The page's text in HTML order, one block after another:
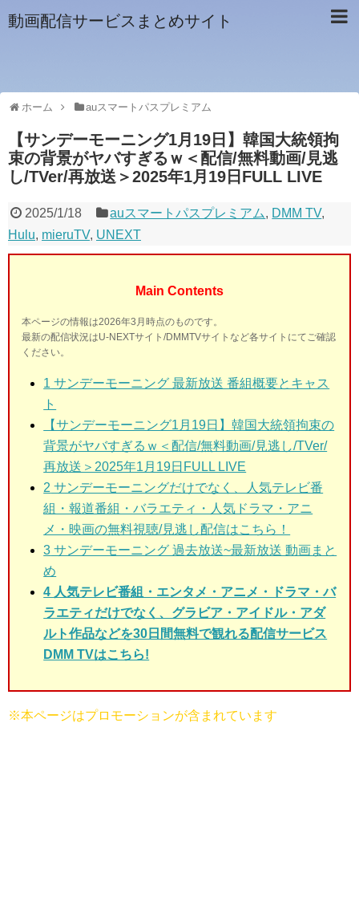
動画配信サービスまとめサイト
ホーム auスマートパスプレミアム
【サンデーモーニング1月19日】韓国大統領拘
束の背景がヤバすぎるｗ＜配信/無料動画/見逃
し/TVer/再放送＞2025年1月19日FULL LIVE
2025/1/18 auスマートパスプレミアム, DMM TV,
Hulu, mieruTV, UNEXT
Main Contents
本ページの情報は2026年3月時点のものです。
最新の配信状況はU-NEXTサイト/DMMTVサイトなど各サイトにてご確認
ください。
1 サンデーモーニング 最新放送 番組概要とキャス
ト
【サンデーモーニング1月19日】韓国大統領拘束の
背景がヤバすぎるｗ＜配信/無料動画/見逃し/TVer/
再放送＞2025年1月19日FULL LIVE
2 サンデーモーニングだけでなく、人気テレビ番
組・報道番組・バラエティ・人気ドラマ・アニ
メ・映画の無料視聴/見逃し配信はこちら！
3 サンデーモーニング 過去放送~最新放送 動画まと
め
4 人気テレビ番組・エンタメ・アニメ・ドラマ・バ
ラエティだけでなく、グラビア・アイドル・アダ
ルト作品などを30日間無料で観れる配信サービス
DMM TVはこちら!
※本ページはプロモーションが含まれています